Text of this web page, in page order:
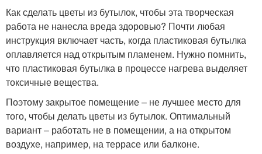
Как сделать цветы из бутылок, чтобы эта творческая
работа не нанесла вреда здоровью? Почти любая
инструкция включает часть, когда пластиковая бутылка
оплавляется над открытым пламенем. Нужно помнить,
что пластиковая бутылка в процессе нагрева выделяет
токсичные вещества.
Поэтому закрытое помещение – не лучшее место для
того, чтобы делать цветы из бутылок. Оптимальный
вариант – работать не в помещении, а на открытом
воздухе, например, на террасе или балконе.